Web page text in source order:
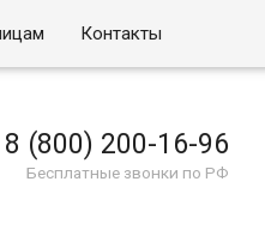
Контакты
8 (800) 200-16-96
Бесплатные звонки по РФ